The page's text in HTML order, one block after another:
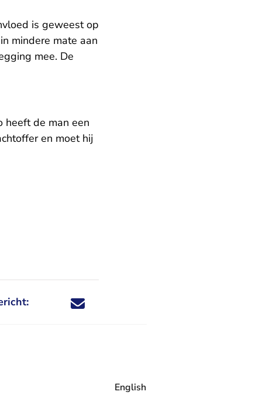
is geweest op
mindere mate aan
mee. De
heeft de man een
en moet hij
Deel dit nieuwsbericht via X - U verlaat
Deel dit nieuwsbericht via Facebook - U
Deel dit nieuwsbericht via e-mail
Deel dit nieuwsbericht via LinkedIn - U
English